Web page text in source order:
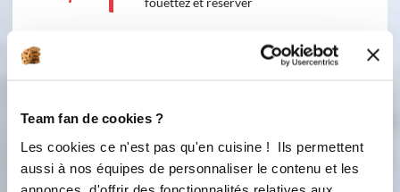
Team fan de cookies ?
Les cookies ce n'est pas qu'en cuisine ! Ils permettent
aussi à nos équipes de personnaliser le contenu et les
annonces, d'offrir des fonctionnalités relatives aux
4/ Montez la crème entière en
6
5/ Mélangez la délicatement à la
immédiatement